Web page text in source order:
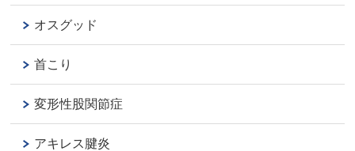
オスグッド
首こり
変形性股関節症
アキレス腱炎